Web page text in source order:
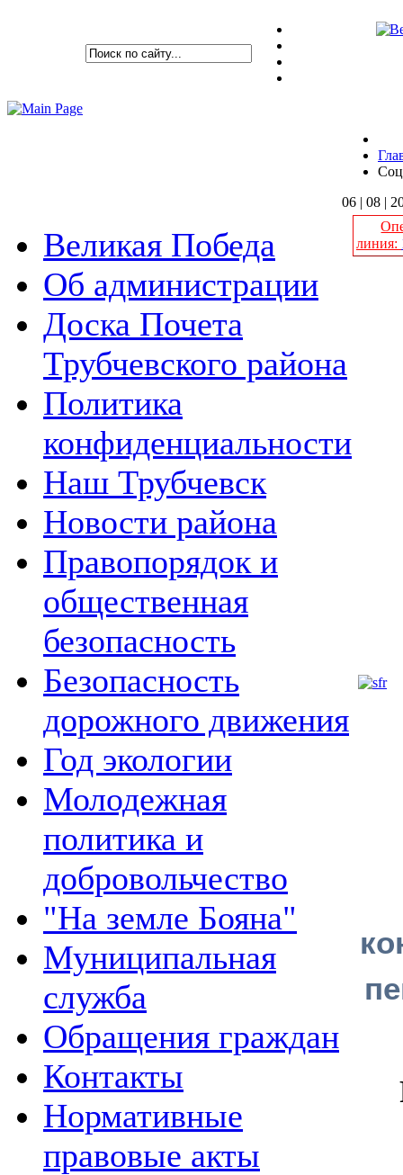
06 | 08 |
Великая Победа
Об администрации
Доска Почета
Трубчевского района
Политика
конфиденциальности
Наш Трубчевск
Новости района
Правопорядок и
общественная
безопасность
Безопасность
дорожного движения
Год экологии
Молодежная
политика и
добровольчество
"На земле Бояна"
Муниципальная
служба
Обращения граждан
Контакты
Нормативные
правовые акты
линия: